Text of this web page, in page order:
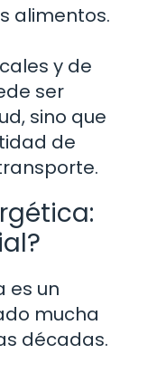
alimentos.
y de
ser
sino que
de
es un
mucha
décadas.